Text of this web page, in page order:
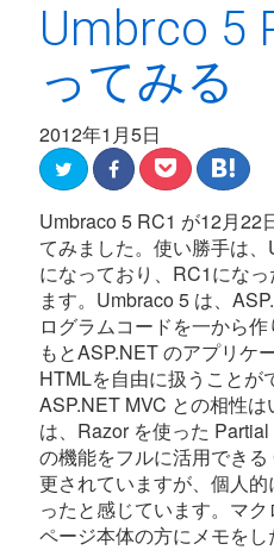
Umbrco 5
ってみる
2012年1月5日
Umbraco 5 RC1 が12月22
てみました。使い勝手は
になっており、RC1にな
ます。Umbraco 5 は、
ログラムコードを一から
もとASP.NET のアプリケ
HTMLを自由に扱うことが
ASP.NET MVC との相性
は、Razor を使った
の機能をフルに活用でき
更されていますが、個人
ったと感じています。マ
ページ本体の方にメモをし